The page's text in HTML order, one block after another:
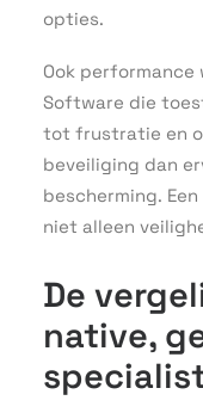
opties.
Ook
Software die
tot frustratie en
beveiliging dan
bescherming.
niet alleen
De
native,